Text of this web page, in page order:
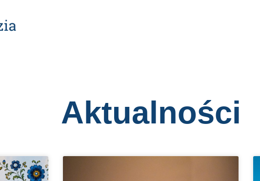
Aktualności